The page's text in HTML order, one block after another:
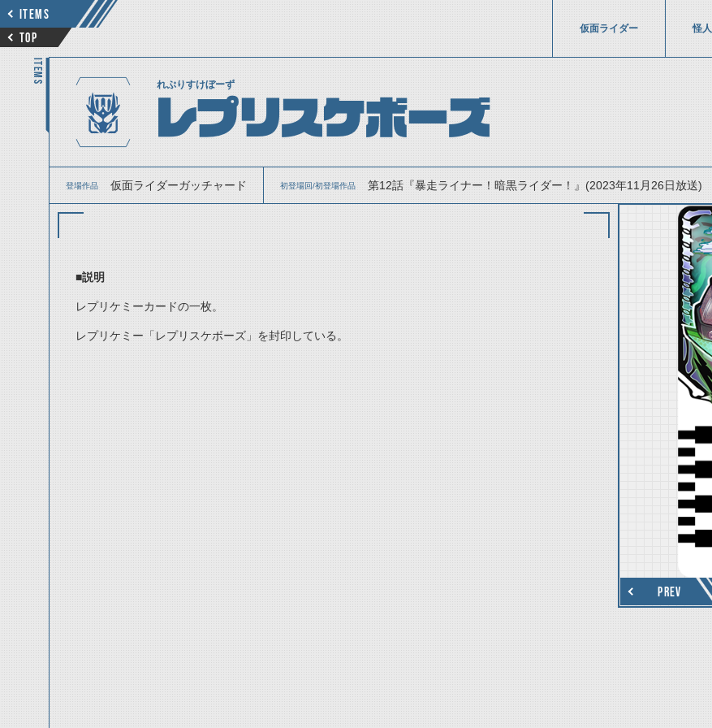
ITEMS
TOP
仮面ライダー 怪人
ITEMS
れぷりすけぼーず
レプリスケボーズ
登場作品 仮面ライダーガッチャード 初登場回/初登場作品 第12話『暴走ライナー！暗黒ライダー！』(2023年11月26日放送)
■説明
レプリケミーカードの一枚。
レプリケミー「レプリスケボーズ」を封印している。
PREV